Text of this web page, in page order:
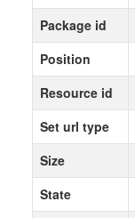
Package id
Position
Resource id
Set url type
Size
State